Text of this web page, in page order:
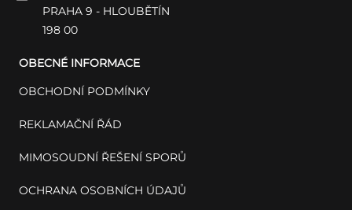
PRAHA 9 - HLOUBĚTÍN
198 00
OBECNÉ INFORMACE
OBCHODNÍ PODMÍNKY
REKLAMAČNÍ ŘÁD
MIMOSOUDNÍ ŘEŠENÍ SPORŮ
OCHRANA OSOBNÍCH ÚDAJŮ